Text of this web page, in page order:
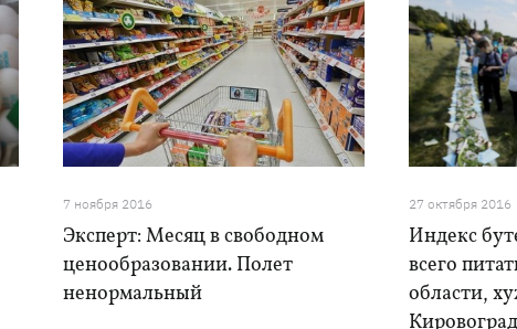
7 ноября 2016
Эксперт: Месяц в свободном
ценообразовании. Полет
ненормальный
27 октября 2016
Индекс
всего
области,